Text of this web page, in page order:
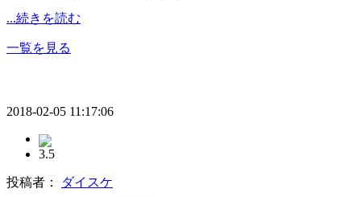
...続きを読む
一覧を見る
2018-02-05 11:17:06
3.5
投稿者： ダイスケ